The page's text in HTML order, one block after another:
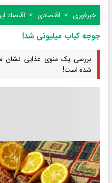
خبرفوری اقتصادی اقتصاد
جوجه کباب میلیونی شد!
بررسی یک منوی غذایی نشان
شده است!